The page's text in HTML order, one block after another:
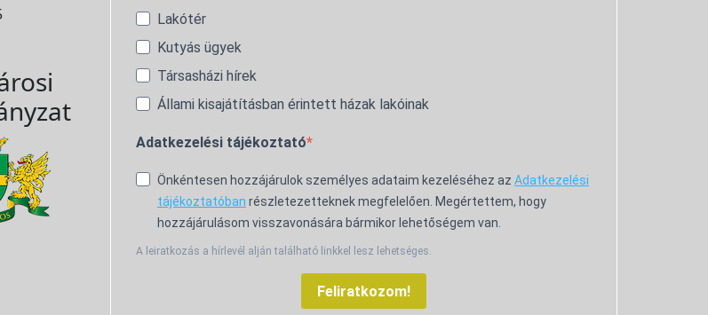
Lakótér
Kutyás ügyek
Társasházi hírek
Állami kisajátításban érintett házak lakóinak
Adatkezelési tájékoztató
Önkéntesen hozzájárulok személyes adataim kezeléséhez az Adatkezelési
tájékoztatóban részletezetteknek megfelelően. Megértettem, hogy
hozzájárulásom visszavonására bármikor lehetőségem van.
A leiratkozás a hírlevél alján található linkkel lesz lehetséges.
Feliratkozom!